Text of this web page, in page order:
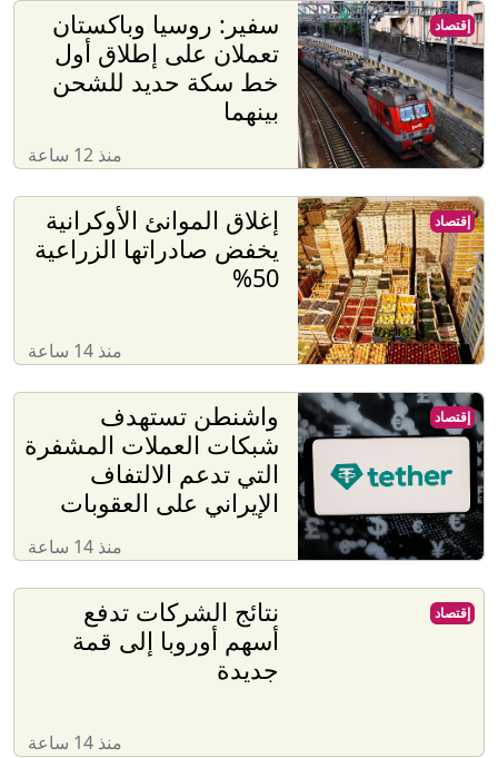
سفير: روسيا وباكستان
تعملان على إطلاق أول
خط سكة حديد للشحن
بينهما
منذ 12 ساعة
إقتصاد
إغلاق الموانئ الأوكرانية
يخفض صادراتها الزراعية
50%
منذ 14 ساعة
إقتصاد
واشنطن تستهدف
شبكات العملات المشفرة
التي تدعم الالتفاف
الإيراني على العقوبات
منذ 14 ساعة
إقتصاد
نتائج الشركات تدفع
أسهم أوروبا إلى قمة
جديدة
منذ 14 ساعة
إقتصاد